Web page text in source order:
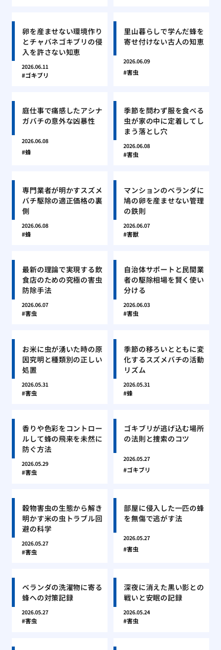
卵を産ませない環境作り
とチャバネゴキブリの侵
入を許さない知恵
2026.06.11
ゴキブリ
里山暮らしで学んだ蜂を
寄せ付けない古人の知恵
2026.06.09
害虫
庭仕事で痛感したアシナ
ガバチの意外な凶暴性
2026.06.08
蜂
季節を問わず服を食べる
虫が家の中に定着してし
まう落とし穴
2026.06.08
害虫
専門業者が明かすスズメ
バチ駆除の適正価格の裏
側
2026.06.08
蜂
マンションのベランダに
鳩の卵を産ませない管理
の鉄則
2026.06.07
害獣
最新の理論で実現する飲
食店のための究極の害虫
防除手法
2026.06.07
害虫
自治体サポートと民間業
者の駆除相場を賢く使い
分ける
2026.06.03
害虫
お米に虫が湧いた時の原
因究明と種類別の正しい
処置
2026.05.31
害虫
季節の移ろいとともに変
化するスズメバチの活動
リズム
2026.05.31
蜂
香りや色彩をコントロー
ルして蜂の飛来を未然に
防ぐ方法
2026.05.29
害虫
ゴキブリが逃げ込む場所
の法則と捜索のコツ
2026.05.27
ゴキブリ
穀物害虫の生態から解き
明かす米の虫トラブル回
避の科学
2026.05.27
害虫
部屋に侵入した一匹の蜂
を無傷で逃がす法
2026.05.27
害虫
ベランダの洗濯物に寄る
蜂への対策記録
2026.05.27
害虫
深夜に消えた黒い影との
戦いと安眠の記録
2026.05.24
害虫